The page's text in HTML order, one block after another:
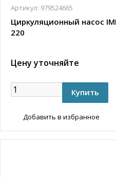
Артикул: 979524665
Циркуляционный насос
220
Цену уточняйте
Добавить в избранное